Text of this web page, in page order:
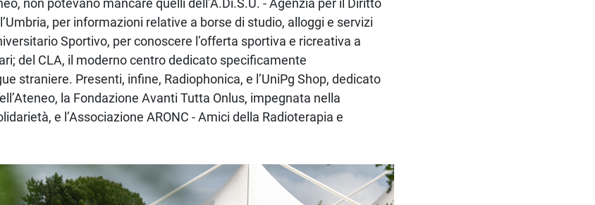
non potevano mancare quelli dell’A.Di.S.U. - Agenzia per il Diritto
per informazioni relative a borse di studio, alloggi e servizi
Sportivo, per conoscere l’offerta sportiva e ricreativa a
del CLA, il moderno centro dedicato specificamente
straniere. Presenti, infine, Radiophonica, e l’UniPg Shop, dedicato
la Fondazione Avanti Tutta Onlus, impegnata nella
e l’Associazione ARONC - Amici della Radioterapia e